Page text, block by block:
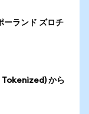
ランド ズロチ
から